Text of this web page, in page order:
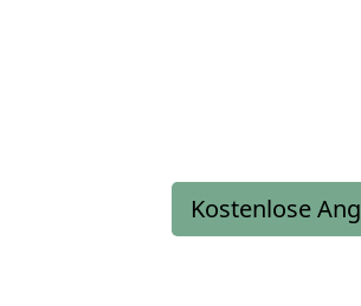
Kostenlose